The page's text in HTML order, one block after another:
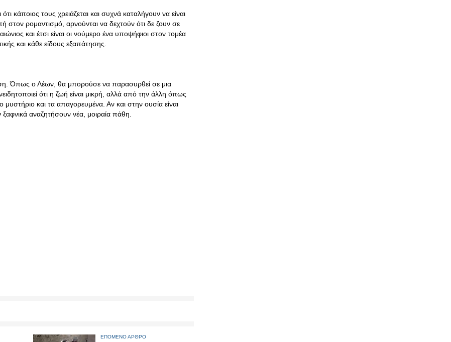
κάποιος τους χρειάζεται και συχνά καταλήγουν να είναι
ρομαντισμό, αρνούνται να δεχτούν ότι δε ζουν σε
και έτσι είναι οι νούμερο ένα υποψήφιοι στον τομέα
και κάθε είδους εξαπάτησης.
Όπως ο Λέων, θα μπορούσε να παρασυρθεί σε μια
ότι η ζωή είναι μικρή, αλλά από την άλλη όπως
μυστήριο και τα απαγορευμένα. Αν και στην ουσία είναι
αναζητήσουν νέα, μοιραία πάθη.
ΕΠΟΜΕΝΟ ΑΡΘΡΟ